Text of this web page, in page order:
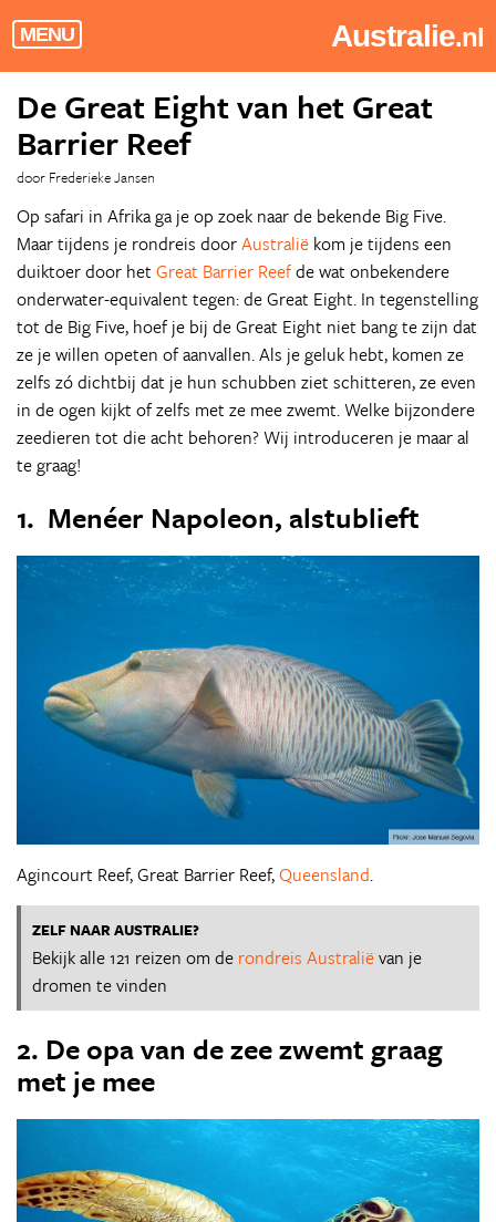
MENU Australie.nl
De Great Eight van het Great
Barrier Reef
door Frederieke Jansen
Op safari in Afrika ga je op zoek naar de bekende Big Five.
Maar tijdens je rondreis doorAustralië kom je tijdens een
duiktoer door het Great Barrier Reefde wat onbekendere
onderwater-equivalent tegen: de Great Eight. In tegenstelling
tot de Big Five, hoef je bij de Great Eight niet bang te zijn dat
ze je willen opeten of aanvallen. Als je geluk hebt, komen ze
zelfs zó dichtbij dat je hun schubben ziet schitteren, ze even
in de ogen kijkt of zelfs met ze mee zwemt. Welke bijzondere
zeedieren tot die acht behoren? Wij introduceren je maar al
te graag!
1. Menéer Napoleon, alstublieft
Agincourt Reef, Great Barrier Reef,Queensland.
ZELF NAAR AUSTRALIE?
Bekijk alle 121 reizen om de rondreis Australiëvan je
dromen te vinden
2. De opa van de zee zwemt graag
met je mee